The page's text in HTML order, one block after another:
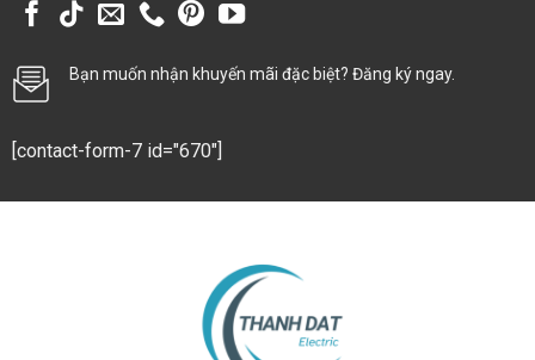
Bạn muốn nhận khuyến mãi đặc biệt? Đăng ký ngay.
[contact-form-7 id="670"]